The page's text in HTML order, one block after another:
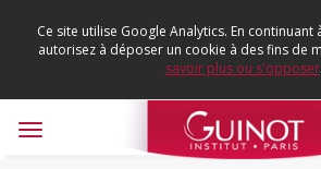
Ce site utilise Google Analytics. En continuant
autorisez à déposer un cookie à des fins de
savoir plus ou s'opposer.
Toggle